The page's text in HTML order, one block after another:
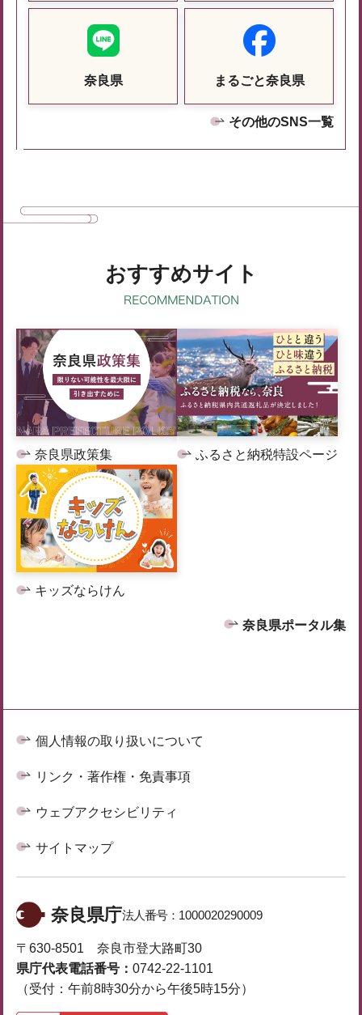
奈良県 まるごと奈良県
その他のSNS一覧
おすすめサイト
奈良県政策集 ふるさと納税特設ページ
キッズならけん
奈良県ポータル集
個人情報の取り扱いについて
リンク・著作権・免責事項
ウェブアクセシビリティ
サイトマップ
奈良県庁法人番号： 1000020290009
〒630-8501 奈良市登大路町30
県庁代表電話番号： 0742-22-1101
（受付：午前8時30分から午後5時15分）